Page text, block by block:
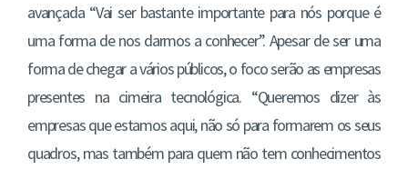
avançada “Vai ser bastante importante para nós porque é
uma forma de nos darmos a conhecer”. Apesar de ser uma
forma de chegar a vários públicos, o foco serão as empresas
presentes na cimeira tecnológica. “Queremos dizer às
empresas que estamos aqui, não só para formarem os seus
quadros, mas também para quem não tem conhecimentos